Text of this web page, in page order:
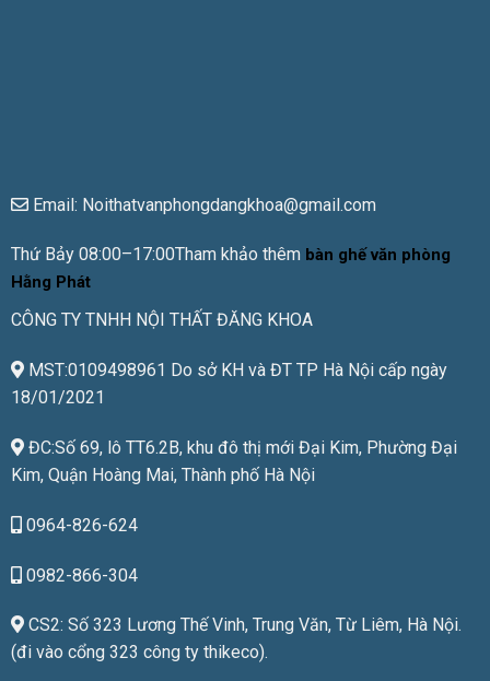
Email: Noithatvanphongdangkhoa@gmail.com
Thứ Bảy 08:00–17:00Tham khảo thêm bàn ghế văn phòng
Hằng Phát
CÔNG TY TNHH NỘI THẤT ĐĂNG KHOA
MST:0109498961 Do sở KH và ĐT TP Hà Nội cấp ngày
18/01/2021
ĐC:Số 69, lô TT6.2B, khu đô thị mới Đại Kim, Phường Đại
Kim, Quận Hoàng Mai, Thành phố Hà Nội
0964-826-624
0982-866-304
CS2: Số 323 Lương Thế Vinh, Trung Văn, Từ Liêm, Hà Nội.
(đi vào cổng 323 công ty thikeco).